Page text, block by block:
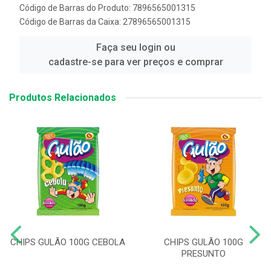
Código de Barras do Produto: 7896565001315
Código de Barras da Caixa: 27896565001315
Faça seu login ou
cadastre-se para ver preços e comprar
Produtos Relacionados
CHIPS GULÃO 100G CEBOLA
CHIPS GULÃO 100G
PRESUNTO